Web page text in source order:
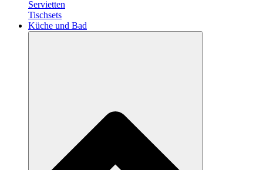
Servietten
Tischsets
Küche und Bad